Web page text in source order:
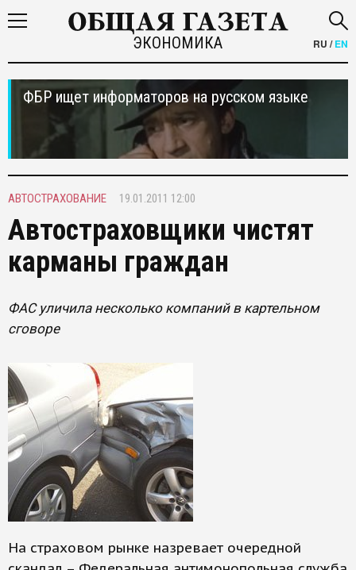
ЭКОНОМИКА RU /EN
ФБР ищет информаторов на русском языке
АВТОСТРАХОВАНИЕ 19.01.2011 12:00
Автостраховщики чистят
карманы граждан
ФАС уличила несколько компаний в картельном
сговоре
На страховом рынке назревает очередной